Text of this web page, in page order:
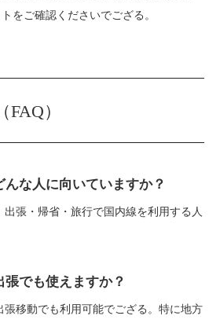
をご確認くださいでござる。
）
な人に向いていますか？
張・帰省・旅行で国内線を利用する人
でも使えますか？
移動でも利用可能でござる。特に地方